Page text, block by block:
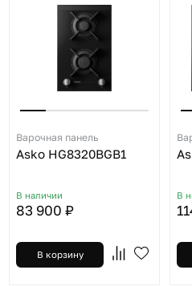
Варочная панель
Asko HG8320BGB1
В наличии
83 900 ₽
В корзину
В